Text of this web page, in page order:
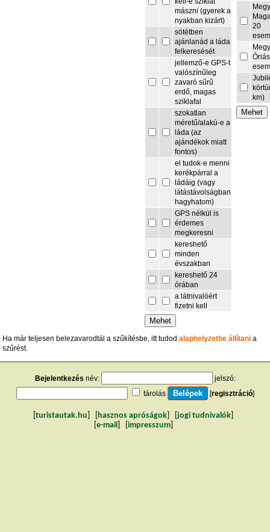
mászni (gyerek a
nyakban kizárt)
sötétben
ajánlanád a láda
felkeresését
jellemző-e GPS-t
valószínűleg
zavaró sűrű
erdő, magas
sziklafal
szokatlan
méretű/alakú-e a
láda (az
ajándékok miatt
fontos)
el tudok-e menni
kerékpárral a
ládáig (vagy
látástávolságban
hagyhatom)
GPS nélkül is
érdemes
megkeresni
kereshető
minden
évszakban
kereshető 24
órában
a látnivalóért
fizetni kell
20
km)
Ha már teljesen belezavarodtál a szűkítésbe, itt tudodalaphelyzetbe állítani a
szűrést.
Bejelentkezés név:
jelszó:
tárolás
[regisztráció]
turistautak.hu hasznos apróságok jogi tudnivalók
e-mail impresszum]